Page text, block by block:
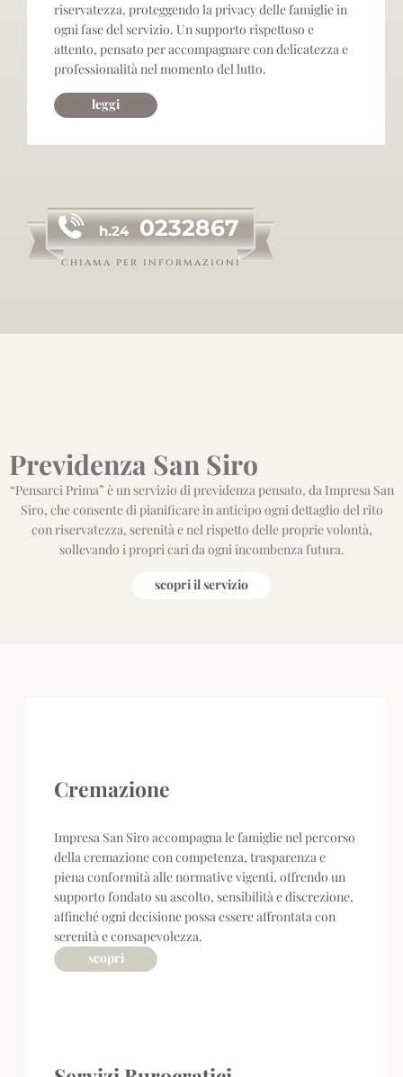
riservatezza, proteggendo la privacy delle famiglie in
ogni fase del servizio. Un supporto rispettoso e
attento, pensato per accompagnare con delicatezza e
professionalità nel momento del lutto.
leggi
h.24 0232867
chiama per informazioni
Previdenza San Siro
“Pensarci Prima” è un servizio di previdenza pensato, da Impresa San
Siro, che consente di pianificare in anticipo ogni dettaglio del rito
con riservatezza, serenità e nel rispetto delle proprie volontà,
sollevando i propri cari da ogni incombenza futura.
scopri il servizio
Cremazione
Impresa San Siro accompagna le famiglie nel percorso
della cremazione con competenza, trasparenza e
piena conformità alle normative vigenti, offrendo un
supporto fondato su ascolto, sensibilità e discrezione,
affinché ogni decisione possa essere affrontata con
serenità e consapevolezza.
scopri